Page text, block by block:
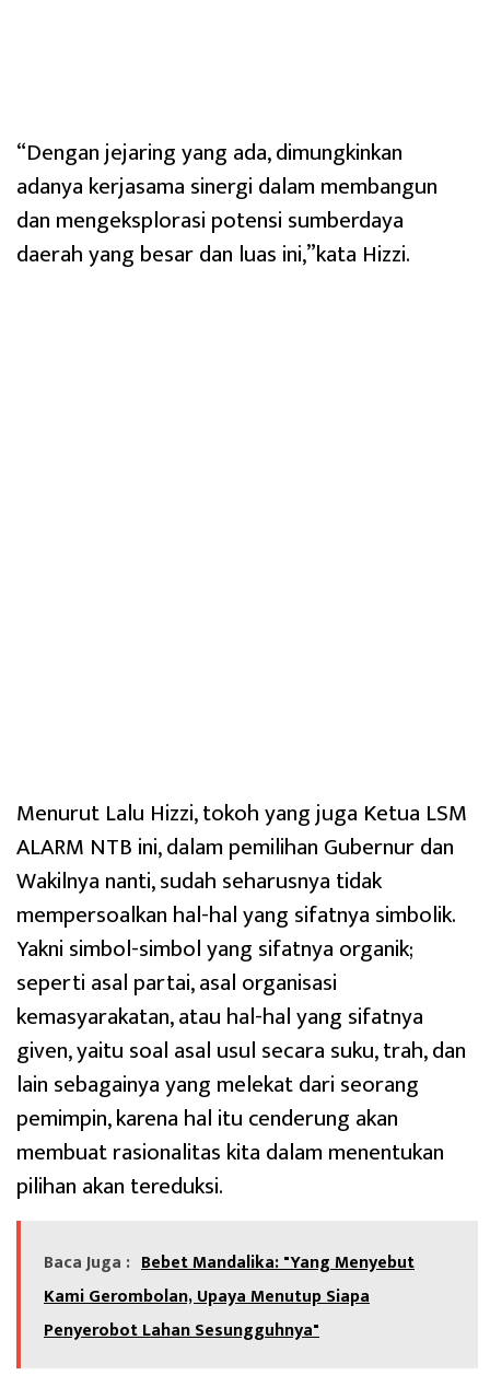
“Dengan jejaring yang ada, dimungkinkan
adanya kerjasama sinergi dalam membangun
dan mengeksplorasi potensi sumberdaya
daerah yang besar dan luas ini,”kata Hizzi.
Menurut Lalu Hizzi, tokoh yang juga Ketua LSM
ALARM NTB ini, dalam pemilihan Gubernur dan
Wakilnya nanti, sudah seharusnya tidak
mempersoalkan hal-hal yang sifatnya simbolik.
Yakni simbol-simbol yang sifatnya organik;
seperti asal partai, asal organisasi
kemasyarakatan, atau hal-hal yang sifatnya
given, yaitu soal asal usul secara suku, trah, dan
lain sebagainya yang melekat dari seorang
pemimpin, karena hal itu cenderung akan
membuat rasionalitas kita dalam menentukan
pilihan akan tereduksi.
Baca Juga : Bebet Mandalika: "Yang Menyebut
Kami Gerombolan, Upaya Menutup Siapa
Penyerobot Lahan Sesungguhnya"